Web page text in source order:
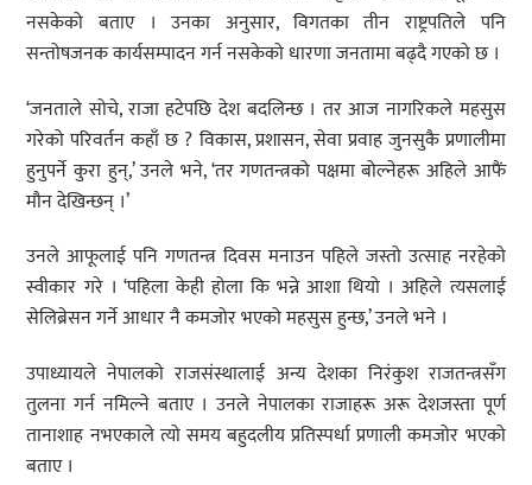
नसकेको बताए । उनका अनुसार, विगतका तीन राष्ट्रपतिले पनि
सन्तोषजनक कार्यसम्पादन गर्न नसकेको धारणा जनतामा बढ्दै गएको छ ।
‘जनताले सोचे, राजा हटेपछि देश बदलिन्छ । तर आज नागरिकले महसुस
गरेको परिवर्तन कहाँ छ ? विकास, प्रशासन, सेवा प्रवाह जुनसुकै प्रणालीमा
हुनुपर्ने कुरा हुन्,’ उनले भने, ‘तर गणतन्त्रको पक्षमा बोल्नेहरू अहिले आफैं
मौन देखिन्छन् ।’
उनले आफूलाई पनि गणतन्त्र दिवस मनाउन पहिले जस्तो उत्साह नरहेको
स्वीकार गरे । ‘पहिला केही होला कि भन्ने आशा थियो । अहिले त्यसलाई
सेलिब्रेसन गर्ने आधार नै कमजोर भएको महसुस हुन्छ,’ उनले भने ।
उपाध्यायले नेपालको राजसंस्थालाई अन्य देशका निरंकुश राजतन्त्रसँग
तुलना गर्न नमिल्ने बताए । उनले नेपालका राजाहरू अरू देशजस्ता पूर्ण
तानाशाह नभएकाले त्यो समय बहुदलीय प्रतिस्पर्धा प्रणाली कमजोर भएको
बताए ।